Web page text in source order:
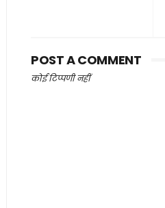
POST A COMMENT
कोई टिप्पणी नहीं